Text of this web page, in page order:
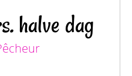
halve dag